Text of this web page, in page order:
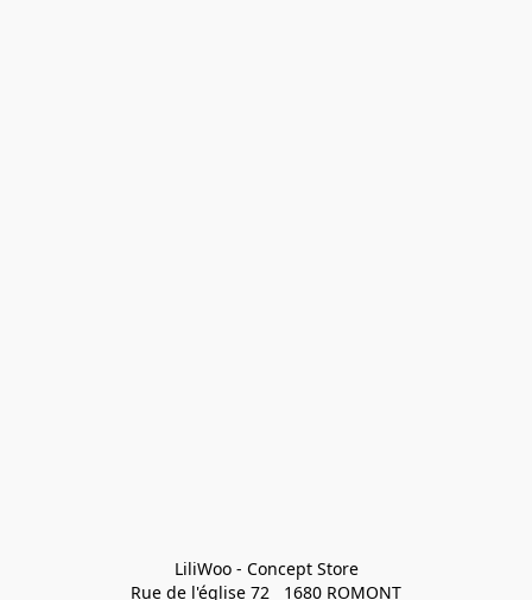
LiliWoo - Concept Store
Rue de l'église 72   1680 ROMONT